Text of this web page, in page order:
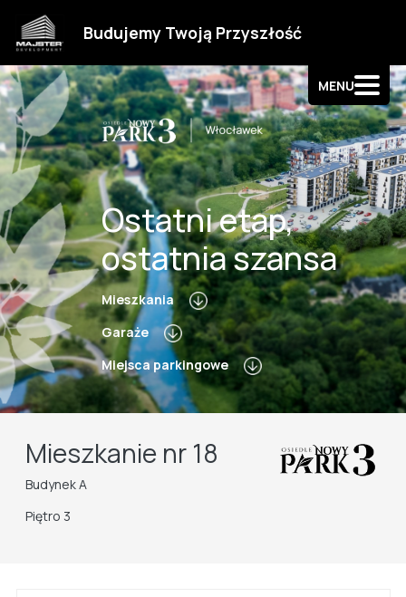
Budujemy Twoją Przyszłość
MENU
Kontakt
Ostatni etap,
ostatnia szansa
Mieszkania
Garaże
Miejsca parkingowe
Mieszkanie nr 18
Budynek A
Piętro 3